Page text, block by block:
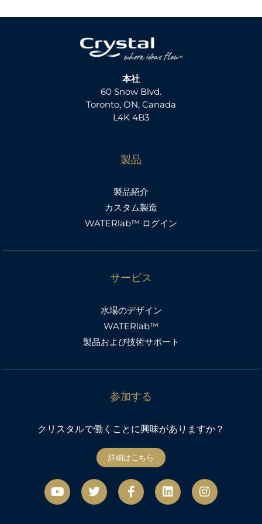
本社
60 Snow Blvd.
Toronto, ON, Canada
L4K 4B3
製品
製品紹介
カスタム製造
WATERlab™ ログイン
サービス
水場のデザイン
WATERlab™
製品および技術サポート
参加する
クリスタルで働くことに興味がありますか？
詳細はこちら
Y
o
u
ツ
イ
ッ
フ
ェ
イ
リ
ン
ク
イ
ン
ス